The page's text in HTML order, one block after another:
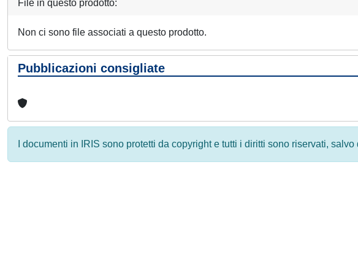
File in questo prodotto:
Non ci sono file associati a questo prodotto.
Pubblicazioni consigliate
I documenti in IRIS sono protetti da copyright e tutti i diritti sono riservati,